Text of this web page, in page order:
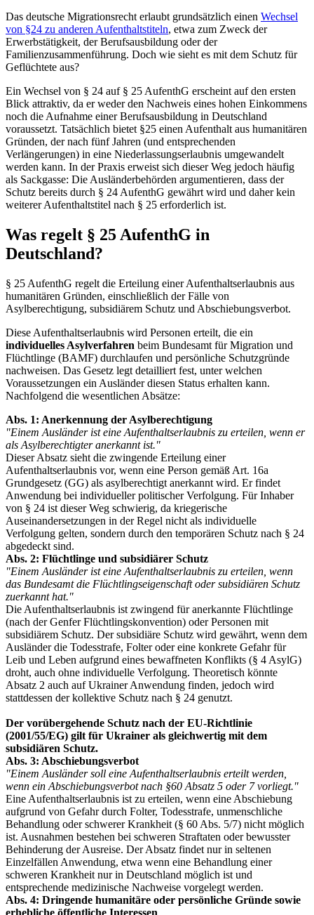
Das deutsche Migrationsrecht erlaubt grundsätzlich einen Wechsel
von §24 zu anderen Aufenthaltstiteln, etwa zum Zweck der
Erwerbstätigkeit, der Berufsausbildung oder der
Familienzusammenführung. Doch wie sieht es mit dem Schutz für
Geflüchtete aus?
Ein Wechsel von § 24 auf § 25 AufenthG erscheint auf den ersten
Blick attraktiv, da er weder den Nachweis eines hohen Einkommens
noch die Aufnahme einer Berufsausbildung in Deutschland
voraussetzt. Tatsächlich bietet §25 einen Aufenthalt aus humanitären
Gründen, der nach fünf Jahren (und entsprechenden
Verlängerungen) in eine Niederlassungserlaubnis umgewandelt
werden kann. In der Praxis erweist sich dieser Weg jedoch häufig
als Sackgasse: Die Ausländerbehörden argumentieren, dass der
Schutz bereits durch § 24 AufenthG gewährt wird und daher kein
weiterer Aufenthaltstitel nach § 25 erforderlich ist.
Was regelt § 25 AufenthG in
Deutschland?
§ 25 AufenthG regelt die Erteilung einer Aufenthaltserlaubnis aus
humanitären Gründen, einschließlich der Fälle von
Asylberechtigung, subsidiärem Schutz und Abschiebungsverbot.
Diese Aufenthaltserlaubnis wird Personen erteilt, die ein
individuelles Asylverfahren beim Bundesamt für Migration und
Flüchtlinge (BAMF) durchlaufen und persönliche Schutzgründe
nachweisen. Das Gesetz legt detailliert fest, unter welchen
Voraussetzungen ein Ausländer diesen Status erhalten kann.
Nachfolgend die wesentlichen Absätze:
Abs. 1: Anerkennung der Asylberechtigung
"Einem Ausländer ist eine Aufenthaltserlaubnis zu erteilen, wenn er
als Asylberechtigter anerkannt ist."
Dieser Absatz sieht die zwingende Erteilung einer
Aufenthaltserlaubnis vor, wenn eine Person gemäß Art. 16a
Grundgesetz (GG) als asylberechtigt anerkannt wird. Er findet
Anwendung bei individueller politischer Verfolgung. Für Inhaber
von § 24 ist dieser Weg schwierig, da kriegerische
Auseinandersetzungen in der Regel nicht als individuelle
Verfolgung gelten, sondern durch den temporären Schutz nach § 24
abgedeckt sind.
Abs. 2: Flüchtlinge und subsidiärer Schutz
"Einem Ausländer ist eine Aufenthaltserlaubnis zu erteilen, wenn
das Bundesamt die Flüchtlingseigenschaft oder subsidiären Schutz
zuerkannt hat."
Die Aufenthaltserlaubnis ist zwingend für anerkannte Flüchtlinge
(nach der Genfer Flüchtlingskonvention) oder Personen mit
subsidiärem Schutz. Der subsidiäre Schutz wird gewährt, wenn dem
Ausländer die Todesstrafe, Folter oder eine konkrete Gefahr für
Leib und Leben aufgrund eines bewaffneten Konflikts (§ 4 AsylG)
droht, auch ohne individuelle Verfolgung. Theoretisch könnte
Absatz 2 auch auf Ukrainer Anwendung finden, jedoch wird
stattdessen der kollektive Schutz nach § 24 genutzt.
Der vorübergehende Schutz nach der EU-Richtlinie
(2001/55/EG) gilt für Ukrainer als gleichwertig mit dem
subsidiären Schutz.
Abs. 3: Abschiebungsverbot
"Einem Ausländer soll eine Aufenthaltserlaubnis erteilt werden,
wenn ein Abschiebungsverbot nach §60 Absatz 5 oder 7 vorliegt."
Eine Aufenthaltserlaubnis ist zu erteilen, wenn eine Abschiebung
aufgrund von Gefahr durch Folter, Todesstrafe, unmenschliche
Behandlung oder schwerer Krankheit (§ 60 Abs. 5/7) nicht möglich
ist. Ausnahmen bestehen bei schweren Straftaten oder bewusster
Behinderung der Ausreise. Der Absatz findet nur in seltenen
Einzelfällen Anwendung, etwa wenn eine Behandlung einer
schweren Krankheit nur in Deutschland möglich ist und
entsprechende medizinische Nachweise vorgelegt werden.
Abs. 4: Dringende humanitäre oder persönliche Gründe sowie